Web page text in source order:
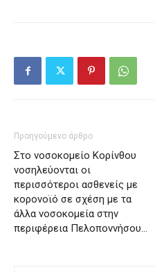
Προηγούμενο άρθρο
Στο νοσοκομείο Κορίνθου
νοσηλεύονται οι
περισσότεροι ασθενείς με
κορονοϊό σε σχέση με τα
άλλα νοσοκομεία στην
περιφέρεια Πελοποννήσου…